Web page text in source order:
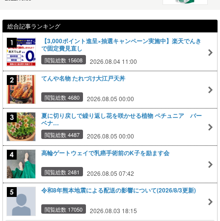
総合記事ランキング
【3,000ポイント進呈×抽選キャンペーン実施中】楽天でんき
で固定費見直し
閲覧総数 15608 2026.08.04 11:00
てんや名物 たれづけ大江戸天丼
閲覧総数 4680 2026.08.05 00:00
夏に切り戻しで繰り返し花を咲かせる植物 ペチュニア バー
ベナ…
閲覧総数 4487 2026.08.05 00:00
高輪ゲートウェイで乳癌手術前のK子を励ます会
閲覧総数 2481 2026.08.05 07:42
令和8年熊本地震による配送の影響について(2026/8/3更新)
閲覧総数 17050 2026.08.03 18:15